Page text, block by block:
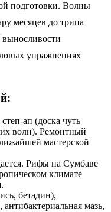
подготовки. Волны
месяцев до трипа
выносливости
упражнениях
ап (доска чуть
волн). Ремонтный
мастерской
Рифы на Сумбаве
климате
бетадин),
мазь,